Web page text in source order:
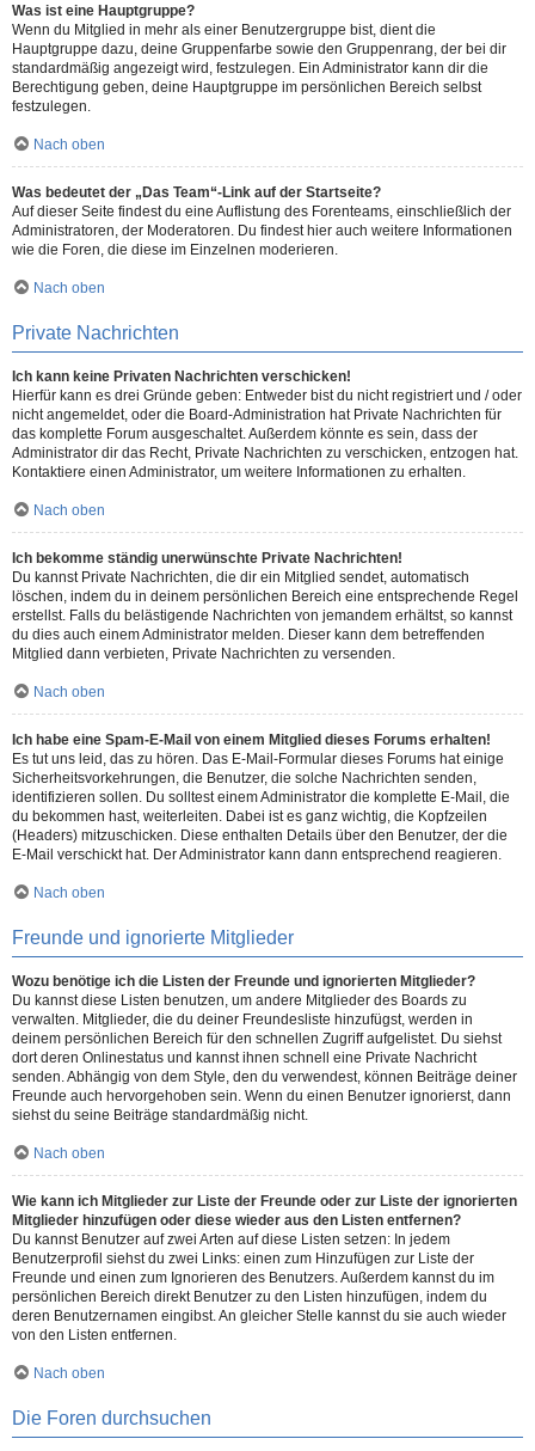
Was ist eine Hauptgruppe?
Wenn du Mitglied in mehr als einer Benutzergruppe bist, dient die
Hauptgruppe dazu, deine Gruppenfarbe sowie den Gruppenrang, der bei dir
standardmäßig angezeigt wird, festzulegen. Ein Administrator kann dir die
Berechtigung geben, deine Hauptgruppe im persönlichen Bereich selbst
festzulegen.
Nach oben
Was bedeutet der „Das Team“-Link auf der Startseite?
Auf dieser Seite findest du eine Auflistung des Forenteams, einschließlich der
Administratoren, der Moderatoren. Du findest hier auch weitere Informationen
wie die Foren, die diese im Einzelnen moderieren.
Nach oben
Private Nachrichten
Ich kann keine Privaten Nachrichten verschicken!
Hierfür kann es drei Gründe geben: Entweder bist du nicht registriert und / oder
nicht angemeldet, oder die Board-Administration hat Private Nachrichten für
das komplette Forum ausgeschaltet. Außerdem könnte es sein, dass der
Administrator dir das Recht, Private Nachrichten zu verschicken, entzogen hat.
Kontaktiere einen Administrator, um weitere Informationen zu erhalten.
Nach oben
Ich bekomme ständig unerwünschte Private Nachrichten!
Du kannst Private Nachrichten, die dir ein Mitglied sendet, automatisch
löschen, indem du in deinem persönlichen Bereich eine entsprechende Regel
erstellst. Falls du belästigende Nachrichten von jemandem erhältst, so kannst
du dies auch einem Administrator melden. Dieser kann dem betreffenden
Mitglied dann verbieten, Private Nachrichten zu versenden.
Nach oben
Ich habe eine Spam-E-Mail von einem Mitglied dieses Forums erhalten!
Es tut uns leid, das zu hören. Das E-Mail-Formular dieses Forums hat einige
Sicherheitsvorkehrungen, die Benutzer, die solche Nachrichten senden,
identifizieren sollen. Du solltest einem Administrator die komplette E-Mail, die
du bekommen hast, weiterleiten. Dabei ist es ganz wichtig, die Kopfzeilen
(Headers) mitzuschicken. Diese enthalten Details über den Benutzer, der die
E-Mail verschickt hat. Der Administrator kann dann entsprechend reagieren.
Nach oben
Freunde und ignorierte Mitglieder
Wozu benötige ich die Listen der Freunde und ignorierten Mitglieder?
Du kannst diese Listen benutzen, um andere Mitglieder des Boards zu
verwalten. Mitglieder, die du deiner Freundesliste hinzufügst, werden in
deinem persönlichen Bereich für den schnellen Zugriff aufgelistet. Du siehst
dort deren Onlinestatus und kannst ihnen schnell eine Private Nachricht
senden. Abhängig von dem Style, den du verwendest, können Beiträge deiner
Freunde auch hervorgehoben sein. Wenn du einen Benutzer ignorierst, dann
siehst du seine Beiträge standardmäßig nicht.
Nach oben
Wie kann ich Mitglieder zur Liste der Freunde oder zur Liste der ignorierten
Mitglieder hinzufügen oder diese wieder aus den Listen entfernen?
Du kannst Benutzer auf zwei Arten auf diese Listen setzen: In jedem
Benutzerprofil siehst du zwei Links: einen zum Hinzufügen zur Liste der
Freunde und einen zum Ignorieren des Benutzers. Außerdem kannst du im
persönlichen Bereich direkt Benutzer zu den Listen hinzufügen, indem du
deren Benutzernamen eingibst. An gleicher Stelle kannst du sie auch wieder
von den Listen entfernen.
Nach oben
Die Foren durchsuchen